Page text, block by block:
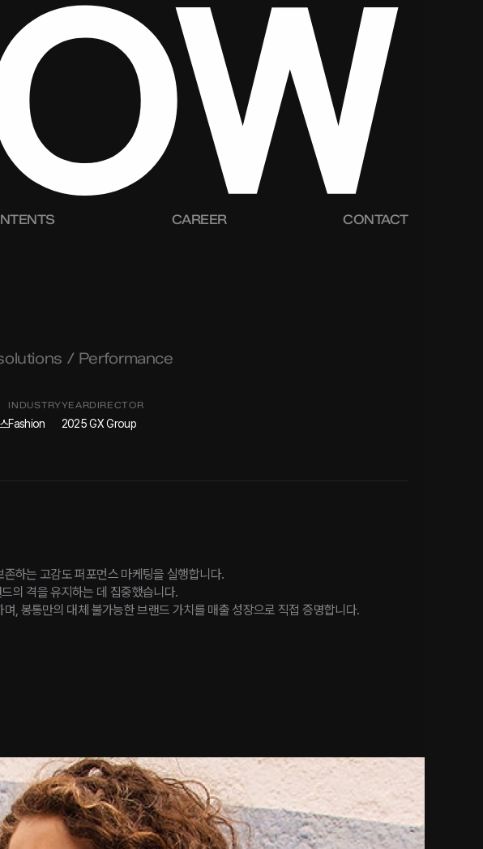
CAREER CONTACT
/ Performance
INDUSTRY
Fashion
YEAR
2025
DIRECTOR
GX Group
하는 고감도 퍼포먼스 마케팅을 실행합니다.
의 격을 유지하는 데 집중했습니다.
, 봉통만의 대체 불가능한 브랜드 가치를 매출 성장으로 직접 증명합니다.